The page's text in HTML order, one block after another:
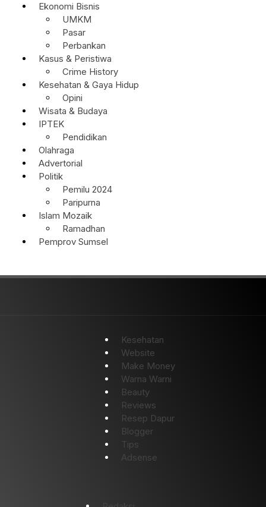
Ekonomi Bisnis
UMKM
Pasar
Perbankan
Kasus & Peristiwa
Crime History
Kesehatan & Gaya Hidup
Opini
Wisata & Budaya
IPTEK
Pendidikan
Olahraga
Advertorial
Politik
Pemilu 2024
Paripurna
Islam Mozaik
Ramadhan
Pemprov Sumsel
Kesehatan
Website
Make Money
Warna Warni
Beauty
Reviews
Resep Dapur
Blogger
Tips
Adsense